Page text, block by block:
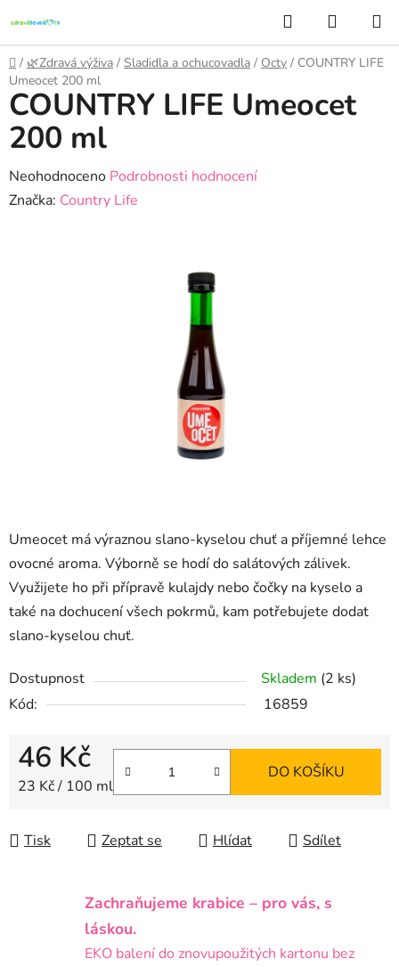
na
obsah
Hledat
KOŠÍK
Domů
/ 🌿Zdravá výživa / Sladidla a ochucovadla / Octy / COUNTRY LIFE
Umeocet 200 ml
Umeocet má výraznou slano-kyselou chuť a příjemné lehce
ovocné aroma. Výborně se hodí do salátových zálivek.
Využijete ho při přípravě kulajdy nebo čočky na kyselo a
také na dochucení všech pokrmů, kam potřebujete dodat
slano-kyselou chuť.
Dostupnost Skladem (2 ks)
Kód:
16859
46 Kč
Měrná cena:
23 Kč / 100 ml
DO KOŠÍKU
Tisk Zeptat se Hlídat Sdílet
COUNTRY LIFE Umeocet
200 ml
Průměrné
hodnocení
Neohodnoceno Podrobnosti hodnocení
Značka: Country Life
Zachraňujeme krabice – pro vás, s
láskou.
EKO balení do znovupoužitých kartonu bez